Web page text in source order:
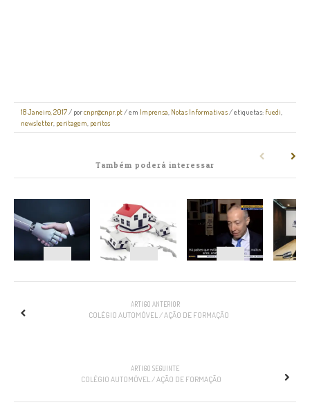
18 Janeiro, 2017/ porcnpr@cnpr.pt/ em Imprensa, Notas Informativas/ etiquetas: fuedi,
newsletter, peritagem, peritos
Também poderá interessar
ARTIGO ANTERIOR
COLÉGIO AUTOMÓVEL / AÇÃO DE FORMAÇÃO
ARTIGO SEGUINTE
COLÉGIO AUTOMÓVEL / AÇÃO DE FORMAÇÃO